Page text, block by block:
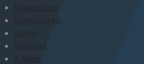
Regensburg
Saarbrücken
Siegen
Stuttgart
A-Wien